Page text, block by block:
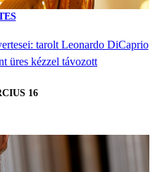
tarolt Leonardo DiCaprio
üres kézzel távozott
16